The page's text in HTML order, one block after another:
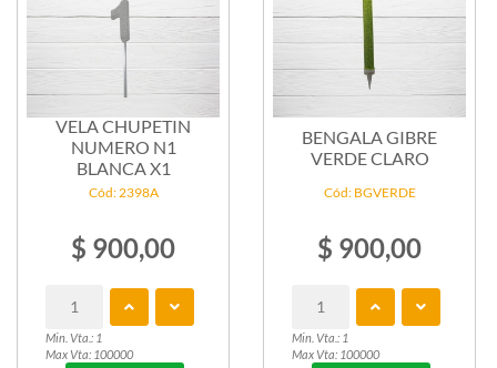
VELA CHUPETIN
NUMERO N1
BLANCA X1
Cód: 2398A
$ 900,00
Min. Vta.: 1
Max Vta: 100000
BENGALA GIBRE
VERDE CLARO
Cód: BGVERDE
$ 900,00
Min. Vta.: 1
Max Vta: 100000